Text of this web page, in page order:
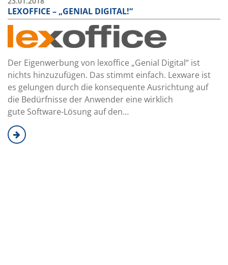
LEXOFFICE – „GENIAL DIGITAL!“
Der Eigenwerbung von lexoffice „Genial Digital“ ist
nichts hinzuzufügen. Das stimmt einfach. Lexware ist
es gelungen durch die konsequente Ausrichtung auf
die Bedürfnisse der Anwender eine wirklich
gute Software-Lösung auf den…